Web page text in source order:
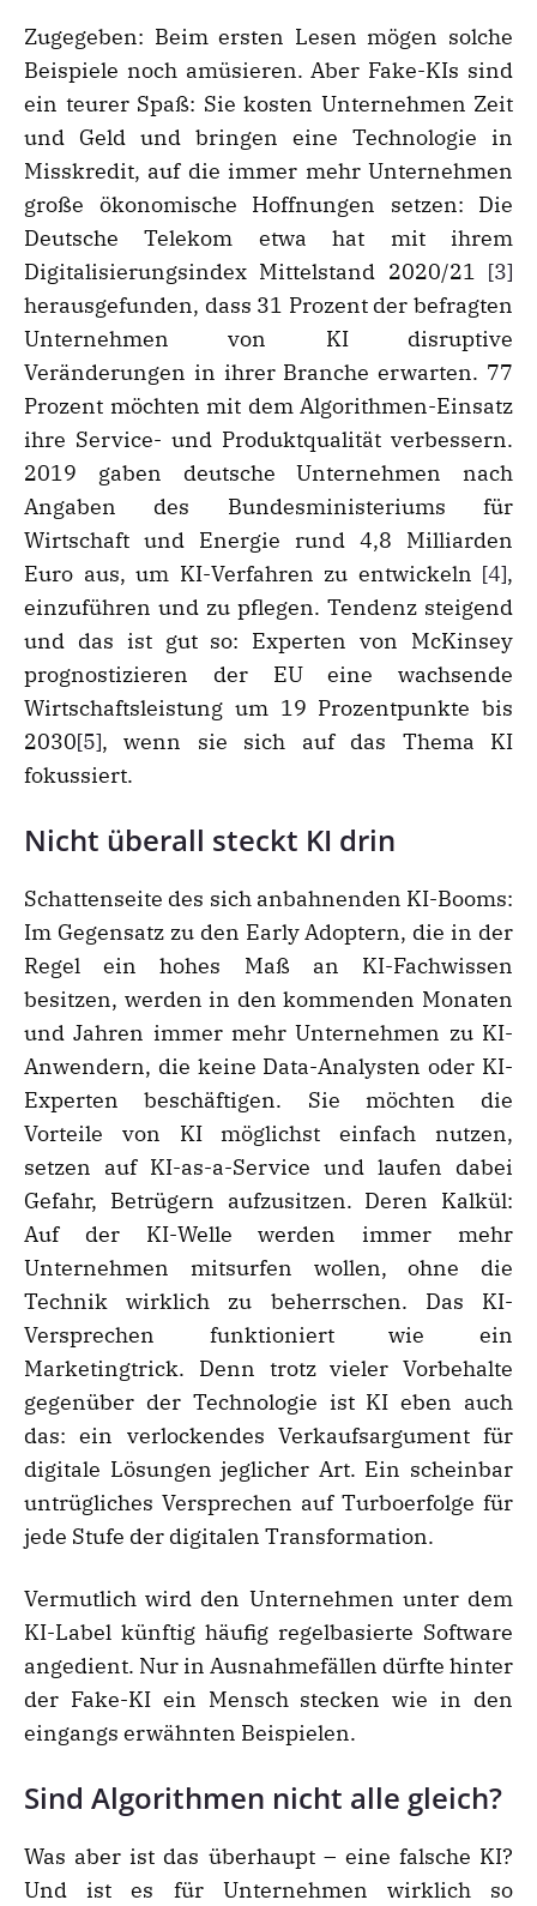
Zugegeben: Beim ersten Lesen mögen solche
Beispiele noch amüsieren. Aber Fake-KIs sind
ein teurer Spaß: Sie kosten Unternehmen Zeit
und Geld und bringen eine Technologie in
Misskredit, auf die immer mehr Unternehmen
große ökonomische Hoffnungen setzen: Die
Deutsche Telekom etwa hat mit ihrem
Digitalisierungsindex Mittelstand 2020/21 [3]
herausgefunden, dass 31 Prozent der befragten
Unternehmen von KI disruptive
Veränderungen in ihrer Branche erwarten. 77
Prozent möchten mit dem Algorithmen-Einsatz
ihre Service- und Produktqualität verbessern.
2019 gaben deutsche Unternehmen nach
Angaben des Bundesministeriums für
Wirtschaft und Energie rund 4,8 Milliarden
Euro aus, um KI-Verfahren zu entwickeln [4],
einzuführen und zu pflegen. Tendenz steigend
und das ist gut so: Experten von McKinsey
prognostizieren der EU eine wachsende
Wirtschaftsleistung um 19 Prozentpunkte bis
2030[5], wenn sie sich auf das Thema KI
fokussiert.
Nicht überall steckt KI drin
Schattenseite des sich anbahnenden KI-Booms:
Im Gegensatz zu den Early Adoptern, die in der
Regel ein hohes Maß an KI-Fachwissen
besitzen, werden in den kommenden Monaten
und Jahren immer mehr Unternehmen zu KI-
Anwendern, die keine Data-Analysten oder KI-
Experten beschäftigen. Sie möchten die
Vorteile von KI möglichst einfach nutzen,
setzen auf KI-as-a-Service und laufen dabei
Gefahr, Betrügern aufzusitzen. Deren Kalkül:
Auf der KI-Welle werden immer mehr
Unternehmen mitsurfen wollen, ohne die
Technik wirklich zu beherrschen. Das KI-
Versprechen funktioniert wie ein
Marketingtrick. Denn trotz vieler Vorbehalte
gegenüber der Technologie ist KI eben auch
das: ein verlockendes Verkaufsargument für
digitale Lösungen jeglicher Art. Ein scheinbar
untrügliches Versprechen auf Turboerfolge für
jede Stufe der digitalen Transformation.
Vermutlich wird den Unternehmen unter dem
KI-Label künftig häufig regelbasierte Software
angedient. Nur in Ausnahmefällen dürfte hinter
der Fake-KI ein Mensch stecken wie in den
eingangs erwähnten Beispielen.
Sind Algorithmen nicht alle gleich?
Was aber ist das überhaupt – eine falsche KI?
Und ist es für Unternehmen wirklich so